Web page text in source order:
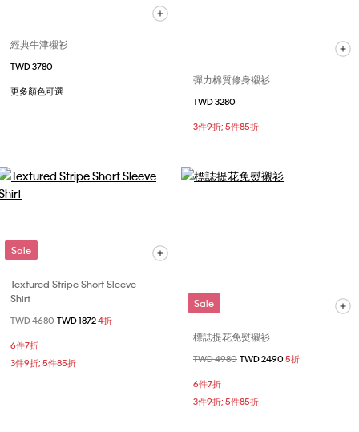
經典牛津襯衫
TWD 3780
更多顏色可選
彈力棉質修身襯衫
TWD 3280
3件9折; 5件85折
Sale
Textured Stripe Short Sleeve
Shirt
價格扣減從
TWD 4680 至
TWD 18724折
6件7折
3件9折; 5件85折
Sale
標誌提花免熨襯衫
價格扣減從
TWD 4980 至
TWD 2490 5折
6件7折
3件9折; 5件85折